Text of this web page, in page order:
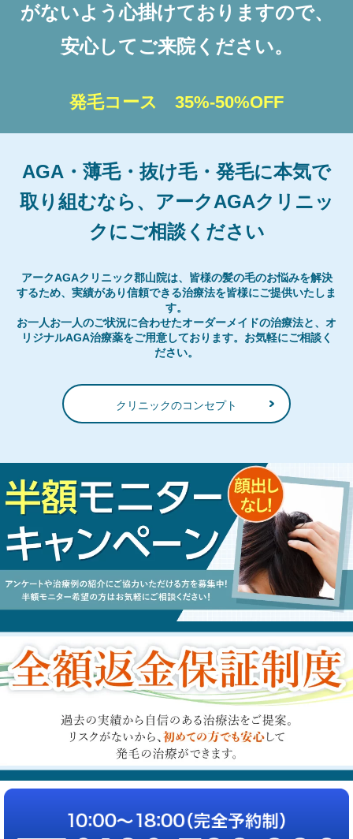
がないよう心掛けておりますので、
安心してご来院ください。
発毛コース 35%-50%OFF
AGA・薄毛・抜け毛・発毛に本気で
取り組むなら、アークAGAクリニッ
クにご相談ください
アークAGAクリニック郡山院は、皆様の髪の毛のお悩みを解決
するため、実績があり信頼できる治療法を皆様にご提供いたしま
す。
お一人お一人のご状況に合わせたオーダーメイドの治療法と、オ
リジナルAGA治療薬をご用意しております。お気軽にご相談く
ださい。
クリニックのコンセプト